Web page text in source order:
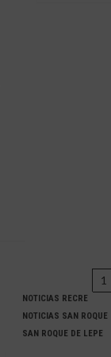
de
1
NOTICIAS RECRE
NOTICIAS SAN ROQUE
SAN ROQUE DE LEPE